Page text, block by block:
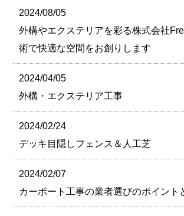
2024/08/05
外構やエクステリアを彩る株式会社
術で快適な空間をお創りします
2024/04/05
外構・エクステリア工事
2024/02/24
デッキ目隠しフェンス＆人工芝
2024/02/07
カーポート工事の業者選びのポイント